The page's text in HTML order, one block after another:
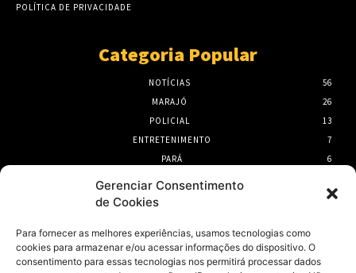
Gerenciar Consentimento
de Cookies
Para fornecer as melhores experiências, usamos tecnologias como
cookies para armazenar e/ou acessar informações do dispositivo. O
consentimento para essas tecnologias nos permitirá processar dados
POLÍTICA DE PRIVACIDADE
Categoria Popular
NOTÍCIAS
56
MARAJÓ
26
POLICIAL
13
ENTRETENIMENTO
7
PARÁ
6
- Publicidade -